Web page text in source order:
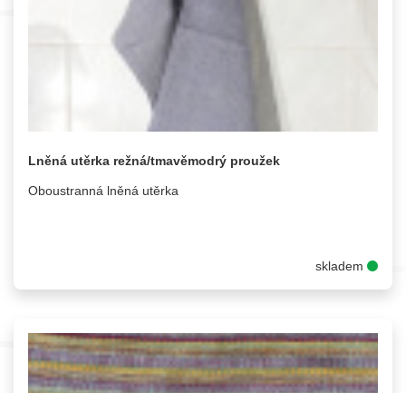
Lněná utěrka režná/tmavěmodrý proužek
Oboustranná lněná utěrka
skladem